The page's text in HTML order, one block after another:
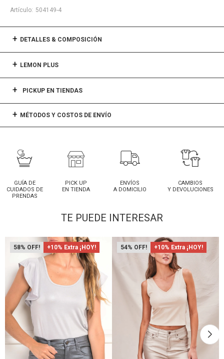
504149-4
DETALLES & COMPOSICIÓN
LEMON PLUS
PICKUP EN TIENDAS
MÉTODOS Y COSTOS DE ENVÍO
GUÍA DE
CUIDADOS DE
PRENDAS
PICK UP
EN TIENDA
ENVÍOS
A DOMICILIO
CAMBIOS
Y DEVOLUCIONES
TE PUEDE INTERESAR
58 +10% Extra ¡HOY! 54 +10% Extra ¡HOY!